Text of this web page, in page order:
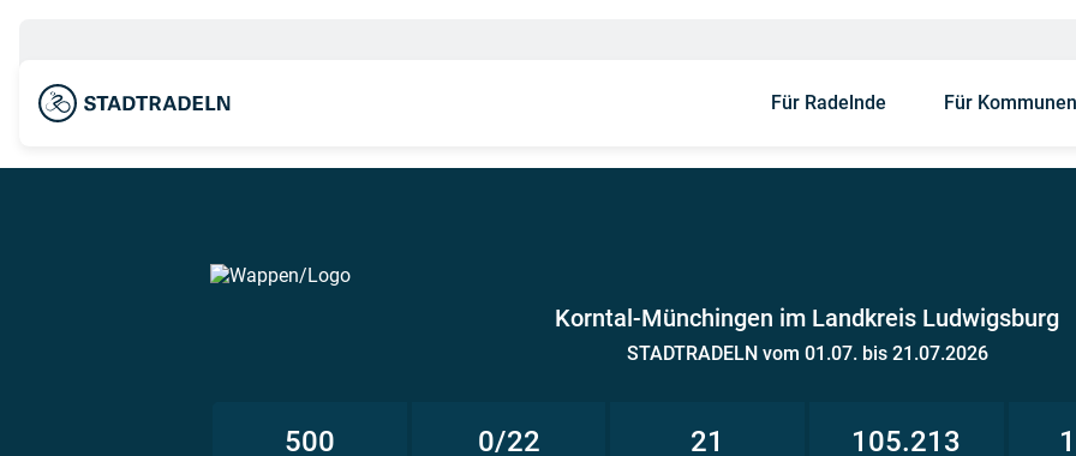
Für Radelnde Für Kommunen
Korntal-Münchingen im Landkreis Ludwigsburg
STADTRADELN vom 01.07. bis 21.07.2026
500 0/22 21 105.213